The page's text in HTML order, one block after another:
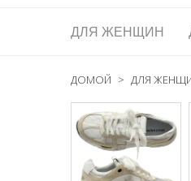
ДЛЯ ЖЕНЩИН
ДОМОЙ > ДЛЯ